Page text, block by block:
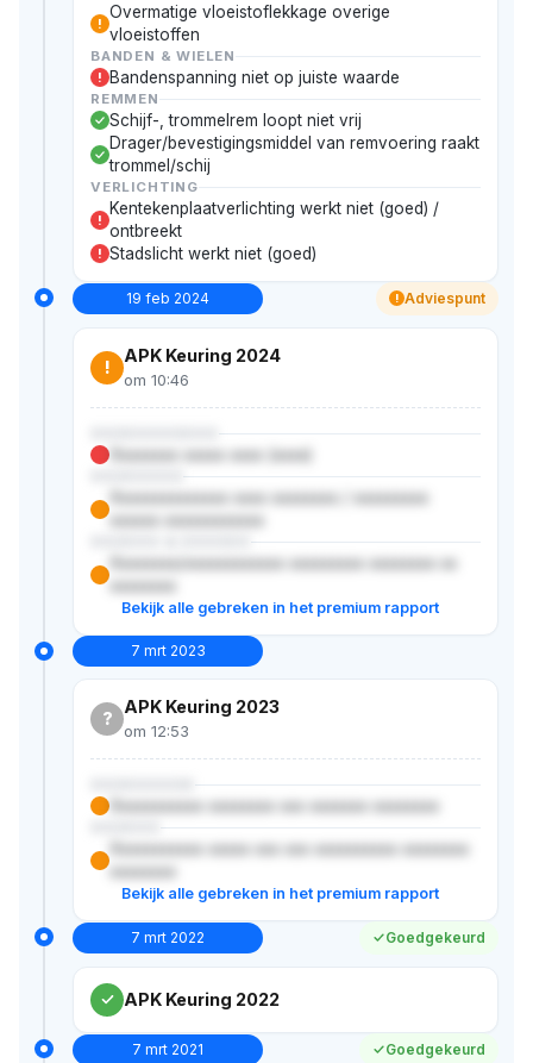
!
Overmatige vloeistoflekkage overige
vloeistoffen
BANDEN & WIELEN
! Bandenspanning niet op juiste waarde
REMMEN
Schijf-, trommelrem loopt niet vrij
Drager/bevestigingsmiddel van remvoering raakt
trommel/schij
VERLICHTING
!
Kentekenplaatverlichting werkt niet (goed) /
ontbreekt
! Stadslicht werkt niet (goed)
19 feb 2024 ! Adviespunt
!
APK Keuring 2024
om 10:46
Xxxxxxxx xxxxx xxxx (xxxx)
XXXXXXXX
Xxxxxxxxxxxxxx xxxx xxxxxxxx / xxxxxxxxx
Xxxxxxxx/xxxxxxxxxxxx xxxxxxxxx xxxxxxxx xx
Bekijk alle gebreken in het premium rapport
7 mrt 2023
?
APK Keuring 2023
om 12:53
XXXXXXXXX
Xxxxxxxxxxx xxxxxxxx xxx xxxxxxx xxxxxxxx
Xxxxxxxxxxx xxxxx xxx xxx xxxxxxxxxx xxxxxxxx
Bekijk alle gebreken in het premium rapport
7 mrt 2022 Goedgekeurd
APK Keuring 2022
7 mrt 2021 Goedgekeurd